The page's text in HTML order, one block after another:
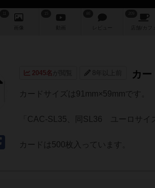
画像 店舗/ カフェ
2045名 8年以上前 カ
カードサイズは91mm×59mmです。
「CAC-SL35、同SL36 ユーロサイ
カードは500枚入っています。